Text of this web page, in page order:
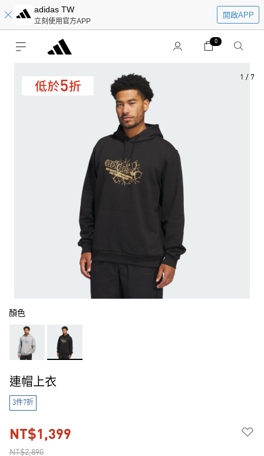
adidas TW
立刻使用官方APP
開啟APP
0
1 / 7
顏色
連帽上衣
3件7折
NT$2,890
NT$1,399